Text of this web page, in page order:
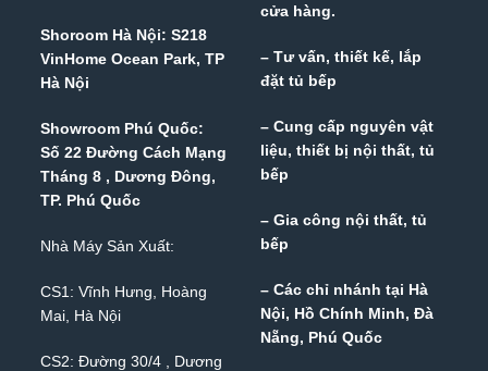
Shoroom Hà Nội: S218
VinHome Ocean Park, TP
Hà Nội
Showroom Phú Quốc:
Số 22 Đường Cách Mạng
Tháng 8 , Dương Đông,
TP. Phú Quốc
Nhà Máy Sản Xuất:
CS1: Vĩnh Hưng, Hoàng
Mai, Hà Nội
CS2: Đường 30/4 , Dương
cửa hàng.
– Tư vấn, thiết kế, lắp
đặt tủ bếp
– Cung cấp nguyên vật
liệu, thiết bị nội thất, tủ
bếp
– Gia công nội thất, tủ
bếp
– Các chỉ nhánh tại Hà
Nội, Hồ Chính Minh, Đà
Nẵng, Phú Quốc